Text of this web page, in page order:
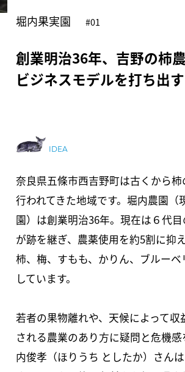
堀内果実園 #01
創業明治36年、吉野の柿
ビジネスモデルを打ち出
IDEA
奈良県五條市西吉野町は古くから
行われてきた地域です。堀内農園（
園）は創業明治36年。現在は６代
が跡を継ぎ、農薬使用を約5割に抑
柿、梅、すもも、かりん、ブルー
しています。
若者の果物離れや、天候によって収
される農業のあり方に疑問と危機
内俊孝（ほりうち としたか）さん